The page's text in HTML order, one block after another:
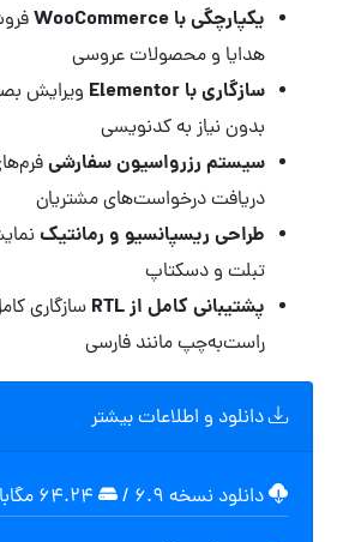
یکپارچگی با WooCommerce
هدایا و محصولات عروسی
سازگاری با Elementor
ویرایش
بدون نیاز به کدنویسی
سیستم رزرواسیون سفارشی
دریافت درخواست‌های مشتریان
طراحی ریسپانسیو و رمانتیک
تبلت و دسکتاپ
پشتیبانی کامل از RTL
سازگاری
راست‌به‌چپ مانند فارسی
دانلود و اطلاعات بیشتر
دانلود نسخه ۶.۹ /